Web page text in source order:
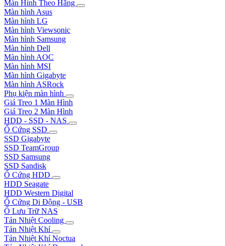
Màn Hình Theo Hãng
Màn hình Asus
Màn hình LG
Màn hình Viewsonic
Màn hình Samsung
Màn hình Dell
Màn hình AOC
Màn hình MSI
Màn hình Gigabyte
Màn hình ASRock
Phụ kiện màn hình
Giá Treo 1 Màn Hình
Giá Treo 2 Màn Hình
HDD - SSD - NAS
Ổ Cứng SSD
SSD Gigabyte
SSD TeamGroup
SSD Samsung
SSD Sandisk
Ổ Cứng HDD
HDD Seagate
HDD Western Digital
Ổ Cứng Di Động - USB
Ổ Lưu Trữ NAS
Tản Nhiệt Cooling
Tản Nhiệt Khí
Tản Nhiệt Khí Noctua